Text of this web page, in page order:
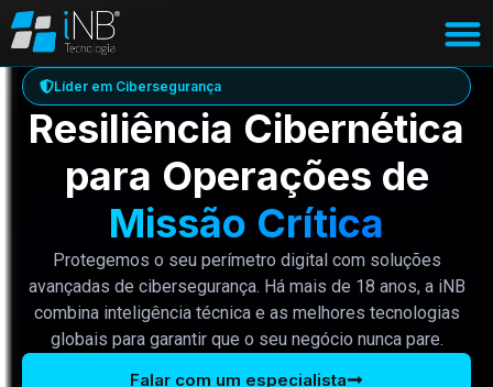
Líder em Cibersegurança
Resiliência Cibernética
para Operações de
Missão Crítica
Protegemos o seu perímetro digital com soluções
avançadas de cibersegurança. Há mais de 18 anos, a iNB
combina inteligência técnica e as melhores tecnologias
globais para garantir que o seu negócio nunca pare.
Falar com um especialista